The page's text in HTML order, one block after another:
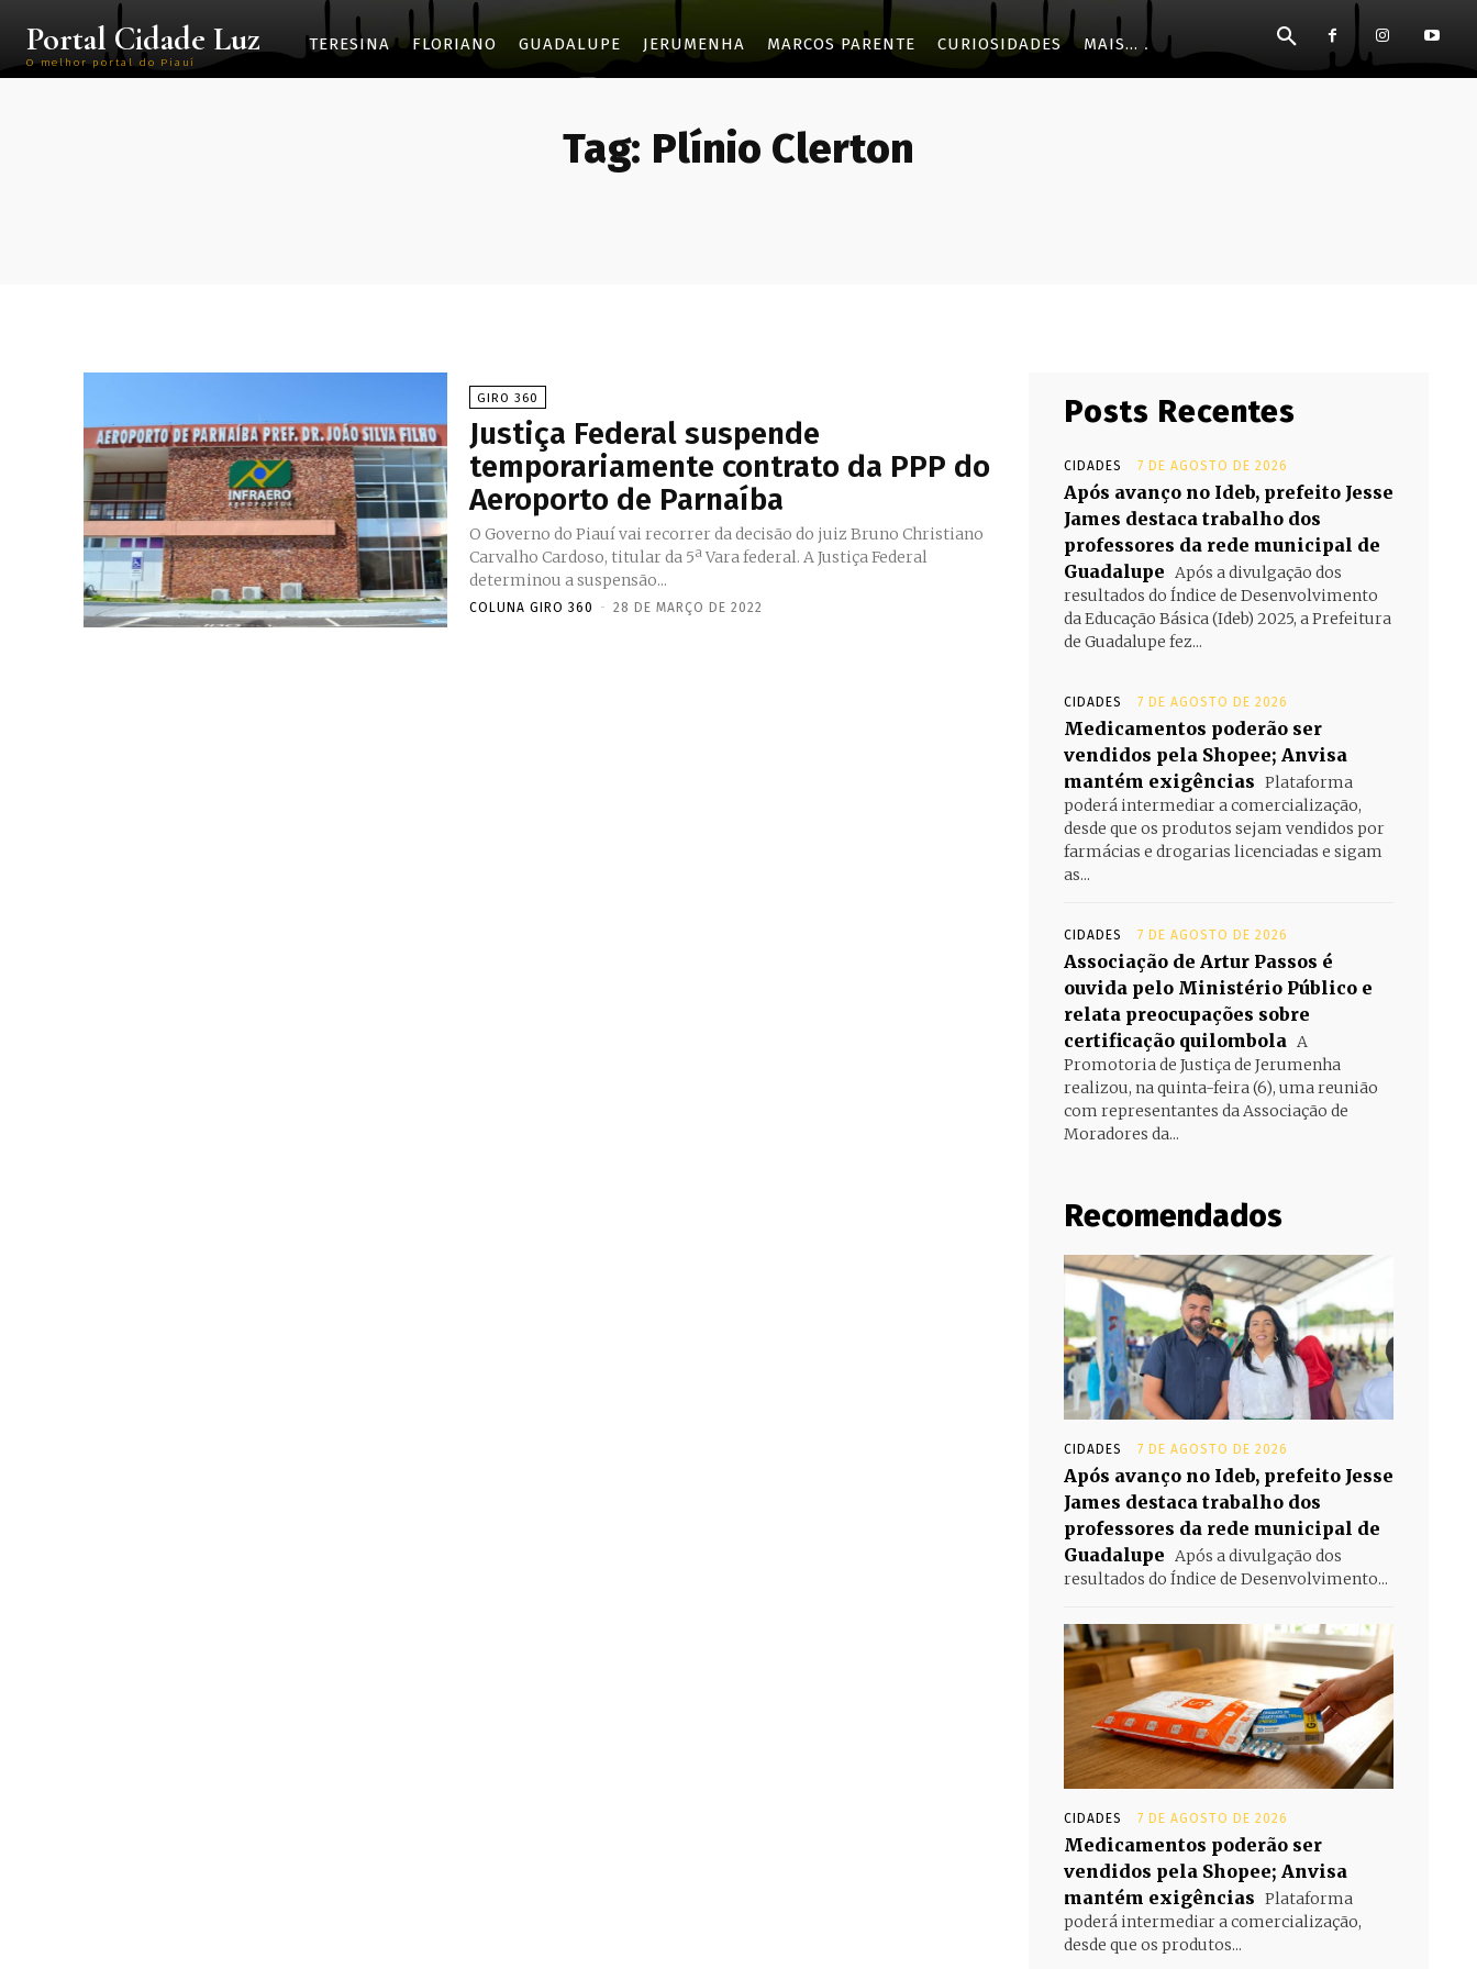
Portal Cidade Luz
O melhor portal do Piauí
TERESINA FLORIANO GUADALUPE JERUMENHA MARCOS PARENTE CURIOSIDADES MAIS...
Tag: Plínio Clerton
GIRO 360
Justiça Federal suspende
temporariamente contrato da PPP do
Aeroporto de Parnaíba
O Governo do Piauí vai recorrer da decisão do juiz Bruno Christiano
Carvalho Cardoso, titular da 5ª Vara federal. A Justiça Federal
determinou a suspensão...
COLUNA GIRO 360 - 28 DE MARÇO DE 2022
Posts Recentes
CIDADES 7 DE AGOSTO DE 2026
Após avanço no Ideb, prefeito Jesse
James destaca trabalho dos
professores da rede municipal de
Guadalupe Após a divulgação dos
resultados do Índice de Desenvolvimento
da Educação Básica (Ideb) 2025, a Prefeitura
de Guadalupe fez...
CIDADES 7 DE AGOSTO DE 2026
Medicamentos poderão ser
vendidos pela Shopee; Anvisa
mantém exigências Plataforma
poderá intermediar a comercialização,
desde que os produtos sejam vendidos por
farmácias e drogarias licenciadas e sigam
as...
CIDADES 7 DE AGOSTO DE 2026
Associação de Artur Passos é
ouvida pelo Ministério Público e
relata preocupações sobre
certificação quilombola A
Promotoria de Justiça de Jerumenha
realizou, na quinta-feira (6), uma reunião
com representantes da Associação de
Moradores da...
Recomendados
CIDADES 7 DE AGOSTO DE 2026
Após avanço no Ideb, prefeito Jesse
James destaca trabalho dos
professores da rede municipal de
Guadalupe Após a divulgação dos
resultados do Índice de Desenvolvimento...
CIDADES 7 DE AGOSTO DE 2026
Medicamentos poderão ser
vendidos pela Shopee; Anvisa
mantém exigências Plataforma
poderá intermediar a comercialização,
desde que os produtos...